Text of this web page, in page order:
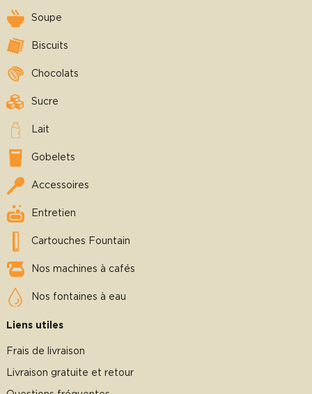
Soupe
Biscuits
Chocolats
Sucre
Lait
Gobelets
Accessoires
Entretien
Cartouches Fountain
Nos machines à cafés
Nos fontaines à eau
Liens utiles
Frais de livraison
Livraison gratuite et retour